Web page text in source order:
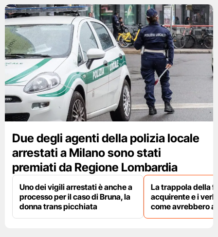
Due degli agenti della polizia locale
arrestati a Milano sono stati
premiati da Regione Lombardia
Uno dei vigili arrestati è anche a
processo per il caso di Bruna, la
donna trans picchiata
La trappola della
acquirente e i
come avrebbero